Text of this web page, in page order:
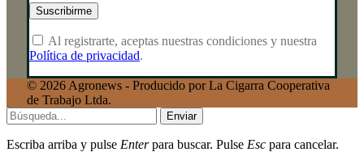
Al registrarte, aceptas nuestras condiciones y nuestra
Política de privacidad.
© 2026 Agronews - Producido por La Cigarra Cooperativa
de Trabajo Ltda.
Enviar
Escriba arriba y pulse Enterpara buscar. Pulse Esc para cancelar.